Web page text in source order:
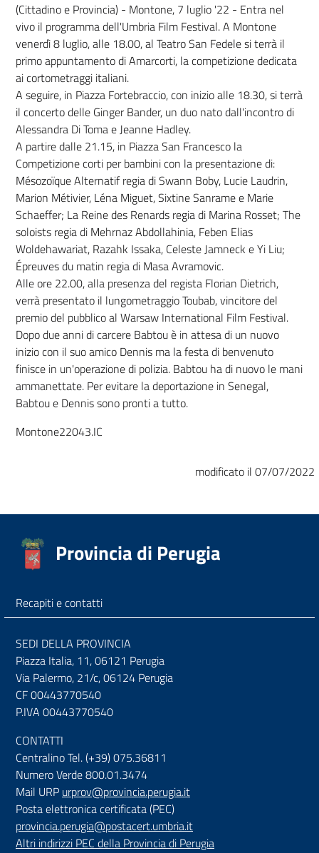
(Cittadino e Provincia) - Montone, 7 luglio '22 - Entra nel
vivo il programma dell'Umbria Film Festival. A Montone
venerdì 8 luglio, alle 18.00, al Teatro San Fedele si terrà il
primo appuntamento di Amarcorti, la competizione dedicata
ai cortometraggi italiani.
A seguire, in Piazza Fortebraccio, con inizio alle 18.30, si terrà
il concerto delle Ginger Bander, un duo nato dall'incontro di
Alessandra Di Toma e Jeanne Hadley.
A partire dalle 21.15, in Piazza San Francesco la
Competizione corti per bambini con la presentazione di:
Mésozoïque Alternatif regia di Swann Boby, Lucie Laudrin,
Marion Métivier, Léna Miguet, Sixtine Sanrame e Marie
Schaeffer; La Reine des Renards regia di Marina Rosset; The
soloists regia di Mehrnaz Abdollahinia, Feben Elias
Woldehawariat, Razahk Issaka, Celeste Jamneck e Yi Liu;
Épreuves du matin regia di Masa Avramovic.
Alle ore 22.00, alla presenza del regista Florian Dietrich,
verrà presentato il lungometraggio Toubab, vincitore del
premio del pubblico al Warsaw International Film Festival.
Dopo due anni di carcere Babtou è in attesa di un nuovo
inizio con il suo amico Dennis ma la festa di benvenuto
finisce in un'operazione di polizia. Babtou ha di nuovo le mani
ammanettate. Per evitare la deportazione in Senegal,
Babtou e Dennis sono pronti a tutto.
Montone22043.IC
modificato il 07/07/2022
Provincia di Perugia
Recapiti e contatti
SEDI DELLA PROVINCIA
Piazza Italia, 11, 06121 Perugia
Via Palermo, 21/c, 06124 Perugia
CF 00443770540
P.IVA 00443770540
CONTATTI
Centralino Tel. (+39) 075.36811
Numero Verde 800.01.3474
Mail URP urprov@provincia.perugia.it
Posta elettronica certificata (PEC)
provincia.perugia@postacert.umbria.it
Altri indirizzi PEC della Provincia di Perugia